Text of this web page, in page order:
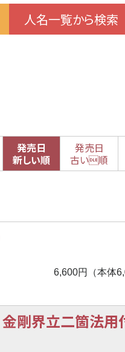
人名一覧から検索
発売日
新しい順
発売日
古い順
6,600円（本体
剛界立二箇法用